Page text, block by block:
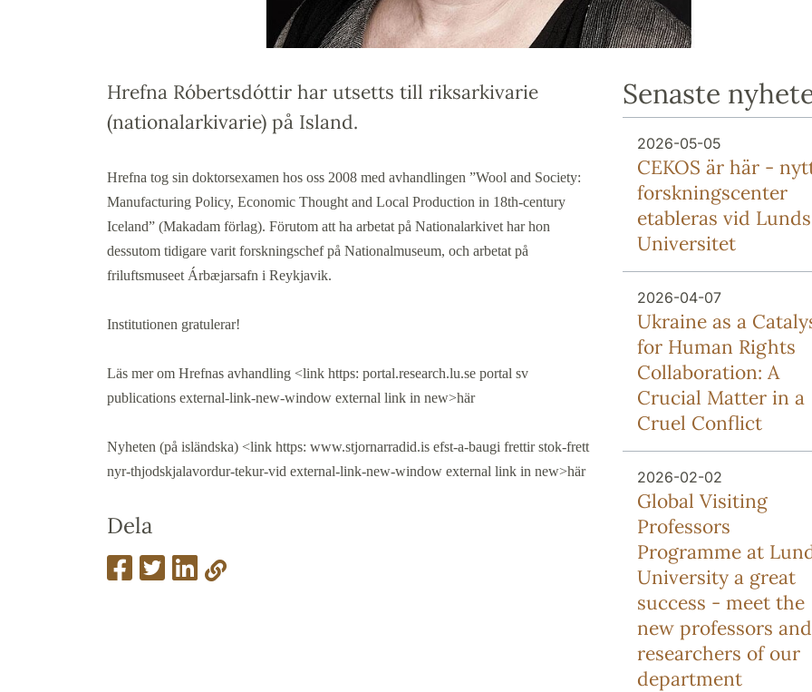
Hrefna Róbertsdóttir har utsetts till riksarkivarie
(nationalarkivarie) på Island.
Hrefna tog sin doktorsexamen hos oss 2008 med avhandlingen ”Wool and Society:
Manufacturing Policy, Economic Thought and Local Production in 18th-century
Iceland” (Makadam förlag). Förutom att ha arbetat på Nationalarkivet har hon
dessutom tidigare varit forskningschef på Nationalmuseum, och arbetat på
friluftsmuseet Árbæjarsafn i Reykjavik.
Institutionen gratulerar!
Läs mer om Hrefnas avhandling <link https: portal.research.lu.se portal sv
publications external-link-new-window external link in new>här
Nyheten (på isländska) <link https: www.stjornarradid.is efst-a-baugi frettir stok-frett
nyr-thjodskjalavordur-tekur-vid external-link-new-window external link in new>här
Dela
Senaste
2026-05-05
CEKOS är här -
forskningscenter
etableras vid Lunds
Universitet
2026-04-07
Ukraine as a
for Human Rights
Collaboration: A
Crucial Matter in a
Cruel Conflict
2026-02-02
Global Visiting
Professors
Programme at
University a great
success - meet the
new professors and
researchers of our
department